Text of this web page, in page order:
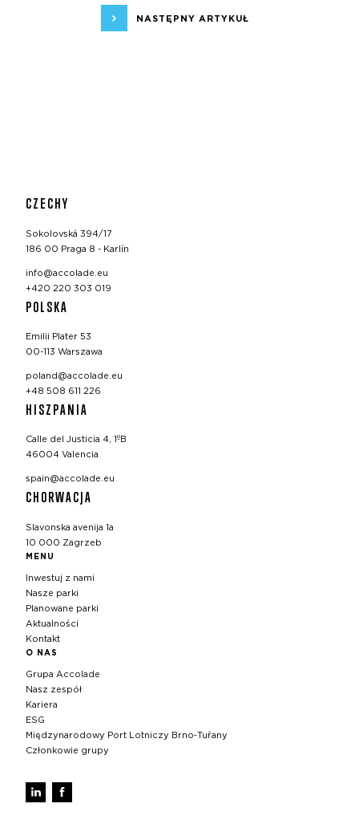
NASTĘPNY ARTYKUŁ
CZECHY
Sokolovská 394/17
186 00 Praga 8 - Karlín
info@accolade.eu
+420 220 303 019
POLSKA
Emilii Plater 53
00-113 Warszawa
poland@accolade.eu
+48 508 611 226
HISZPANIA
Calle del Justicia 4, 1ºB
46004 Valencia
spain@accolade.eu
CHORWACJA
Slavonska avenija 1a
10 000 Zagrzeb
MENU
Inwestuj z nami
Nasze parki
Planowane parki
Aktualności
Kontakt
O NAS
Grupa Accolade
Nasz zespół
Kariera
ESG
Międzynarodowy Port Lotniczy Brno‑Tuřany
Członkowie grupy